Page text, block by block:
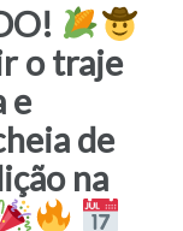
o traje
e
de
na